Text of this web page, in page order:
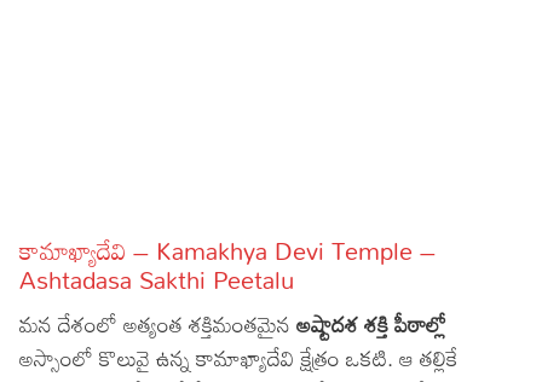
Articles
Facts
Devotional
కామాఖ్యాదేవి – Kamakhya Devi Temple –
Ashtadasa Sakthi Peetalu
మన దేశంలో అత్యంత శక్తిమంతమైనఅష్టాదశ శక్తి పీఠాల్లో
అస్సాంలో కొలువై ఉన్న కామాఖ్యాదేవి క్షేత్రం ఒకటి. ఆ తల్లికే